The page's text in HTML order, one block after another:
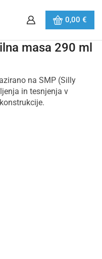
0,00 €
masa 290 ml
na SMP (Silly
in tesnjenja v